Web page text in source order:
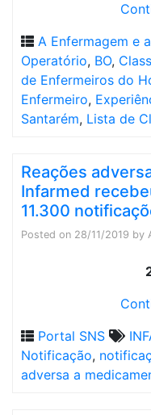
A Enfermagem e
Operatório, BO,
de Enfermeiros do
Enfermeiro,
Santarém, Lista de
Reações
Infarmed
11.300
Posted on 28/11/2019 by
Portal SNS
Notificação,
adversa a